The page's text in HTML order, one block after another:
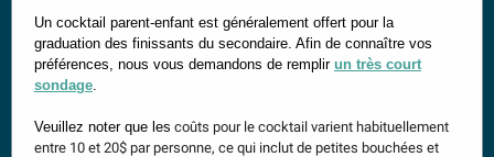
Un cocktail parent-enfant est généralement offert pour la
graduation des finissants du secondaire. Afin de connaître vos
préférences, nous vous demandons de remplir un très court
sondage.
Veuillez noter que les coûts pour le cocktail varient habituellement
entre 10 et 20$ par personne, ce qui inclut de petites bouchées et